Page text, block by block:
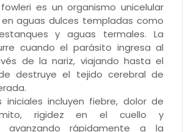
es un organismo unicelular
aguas dulces templadas como
y aguas termales. La
cuando el parásito ingresa al
de la nariz, viajando hasta el
destruye el tejido cerebral de
iniciales incluyen fiebre, dolor de
rigidez en el cuello y
avanzando rápidamente a la